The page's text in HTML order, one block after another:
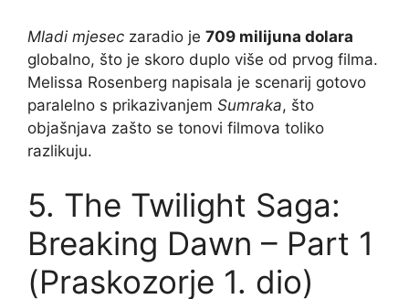
Mladi mjesec zaradio je 709 milijuna dolara
globalno, što je skoro duplo više od prvog filma.
Melissa Rosenberg napisala je scenarij gotovo
paralelno s prikazivanjem Sumraka, što
objašnjava zašto se tonovi filmova toliko
razlikuju.
5. The Twilight Saga:
Breaking Dawn – Part 1
(Praskozorje 1. dio)